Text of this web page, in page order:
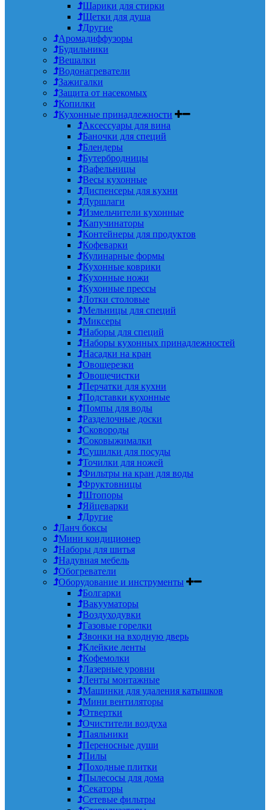
Шарики для стирки
Щетки для душа
Другие
Аромадиффузоры
Будильники
Вешалки
Водонагреватели
Зажигалки
Защита от насекомых
Копилки
Кухонные принадлежности
Аксессуары для вина
Баночки для специй
Блендеры
Бутербродницы
Вафельницы
Весы кухонные
Диспенсеры для кухни
Дуршлаги
Измельчители кухонные
Капучинаторы
Контейнеры для продуктов
Кофеварки
Кулинарные формы
Кухонные коврики
Кухонные ножи
Кухонные прессы
Лотки столовые
Мельницы для специй
Миксеры
Наборы для специй
Наборы кухонных принадлежностей
Насадки на кран
Овощерезки
Овощечистки
Перчатки для кухни
Подставки кухонные
Помпы для воды
Разделочные доски
Сковороды
Соковыжималки
Сушилки для посуды
Точилки для ножей
Фильтры на кран для воды
Фруктовницы
Штопоры
Яйцеварки
Другие
Ланч боксы
Мини кондиционер
Наборы для шитья
Надувная мебель
Обогреватели
Оборудование и инструменты
Болгарки
Вакууматоры
Воздуходувки
Газовые горелки
Звонки на входную дверь
Клейкие ленты
Кофемолки
Лазерные уровни
Ленты монтажные
Машинки для удаления катышков
Мини вентиляторы
Отвертки
Очистители воздуха
Паяльники
Переносные души
Пилы
Походные плитки
Пылесосы для дома
Секаторы
Сетевые фильтры